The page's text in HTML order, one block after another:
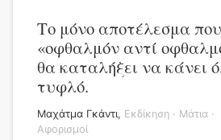
Το μόνο αποτέλεσμα
«οφθαλμόν αντί
θα καταλήξει να κάνει
τυφλό.
Μαχάτμα Γκάντι, Εκδίκηση · Μάτια ·
Αφορισμοί